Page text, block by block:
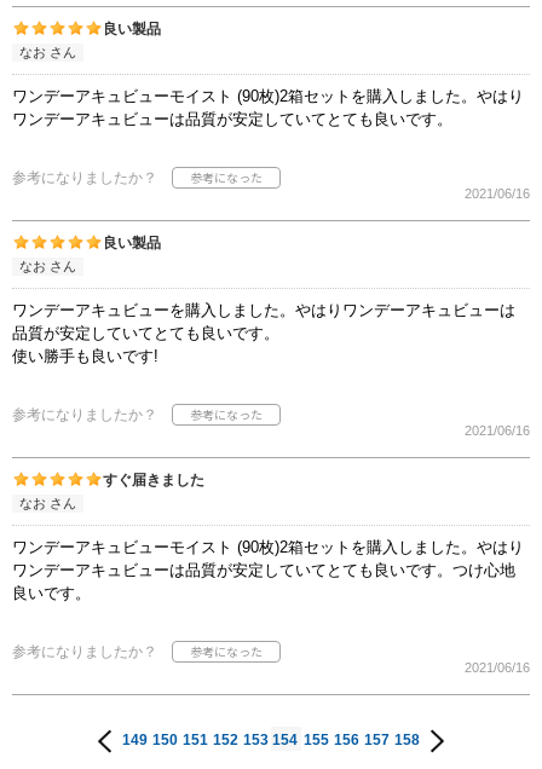
良い製品
なお さん
ワンデーアキュビューモイスト (90枚)2箱セットを購入しました。やはり
ワンデーアキュビューは品質が安定していてとても良いです。
参考になりましたか？
2021/06/16
良い製品
なお さん
ワンデーアキュビューを購入しました。やはりワンデーアキュビューは
品質が安定していてとても良いです。
使い勝手も良いです!
参考になりましたか？
2021/06/16
すぐ届きました
なお さん
ワンデーアキュビューモイスト (90枚)2箱セットを購入しました。やはり
ワンデーアキュビューは品質が安定していてとても良いです。つけ心地
良いです。
参考になりましたか？
2021/06/16
149 150 151 152 153 154 155 156 157 158